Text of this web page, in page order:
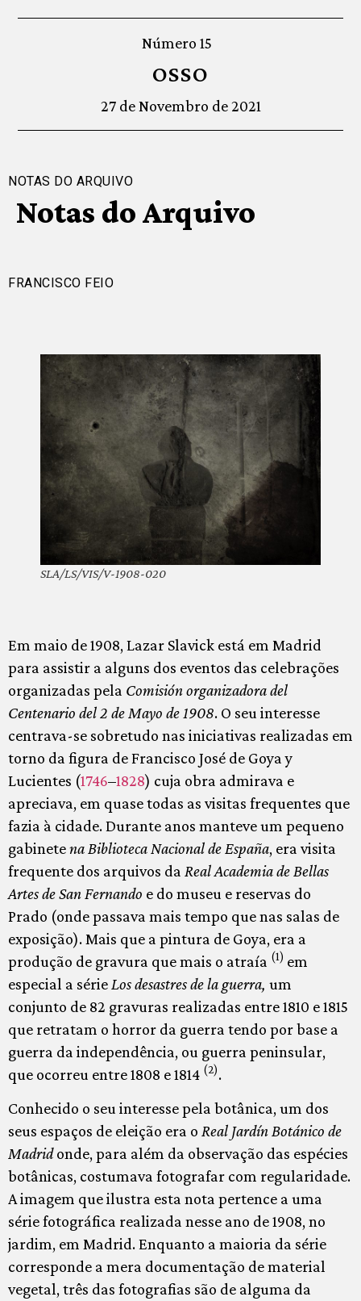
Número 15
OSSO
27 de Novembro de 2021
NOTAS DO ARQUIVO
Notas do Arquivo
FRANCISCO FEIO
SLA/LS/VIS/V-1908-020
Em maio de 1908, Lazar Slavick está em Madrid
para assistir a alguns dos eventos das celebrações
organizadas pela Comisión organizadora del
Centenario del 2 de Mayo de 1908. O seu interesse
centrava-se sobretudo nas iniciativas realizadas em
torno da figura de Francisco José de Goya y
Lucientes​ (1746–1828) cuja obra admirava e
apreciava, em quase todas as visitas frequentes que
fazia à cidade. Durante anos manteve um pequeno
gabinetena Biblioteca Nacional de España, era visita
frequente dos arquivos da Real Academia de Bellas
Artes de San Fernando e do museu e reservas do
Prado (onde passava mais tempo que nas salas de
exposição). Mais que a pintura de Goya, era a
produção de gravura que mais o atraía (1) em
especial a série Los desastres de la guerra, um
conjunto de 82 gravuras realizadas entre 1810 e 1815
que retratam o horror da guerra tendo por base a
guerra da independência, ou guerra peninsular,
que ocorreu entre 1808 e 1814 (2).
Conhecido o seu interesse pela botânica, um dos
seus espaços de eleição era o Real Jardín Botánico de
Madridonde, para além da observação das espécies
botânicas, costumava fotografar com regularidade.
A imagem que ilustra esta nota pertence a uma
série fotográfica realizada nesse ano de 1908, no
jardim, em Madrid. Enquanto a maioria da série
corresponde a mera documentação de material
vegetal, três das fotografias são de alguma da